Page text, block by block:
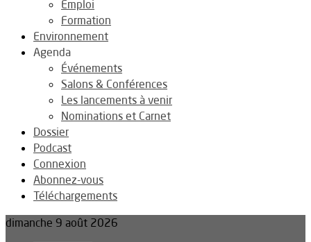
Emploi
Formation
Environnement
Agenda
Événements
Salons & Conférences
Les lancements à venir
Nominations et Carnet
Dossier
Podcast
Connexion
Abonnez-vous
Téléchargements
dimanche 9 août 2026